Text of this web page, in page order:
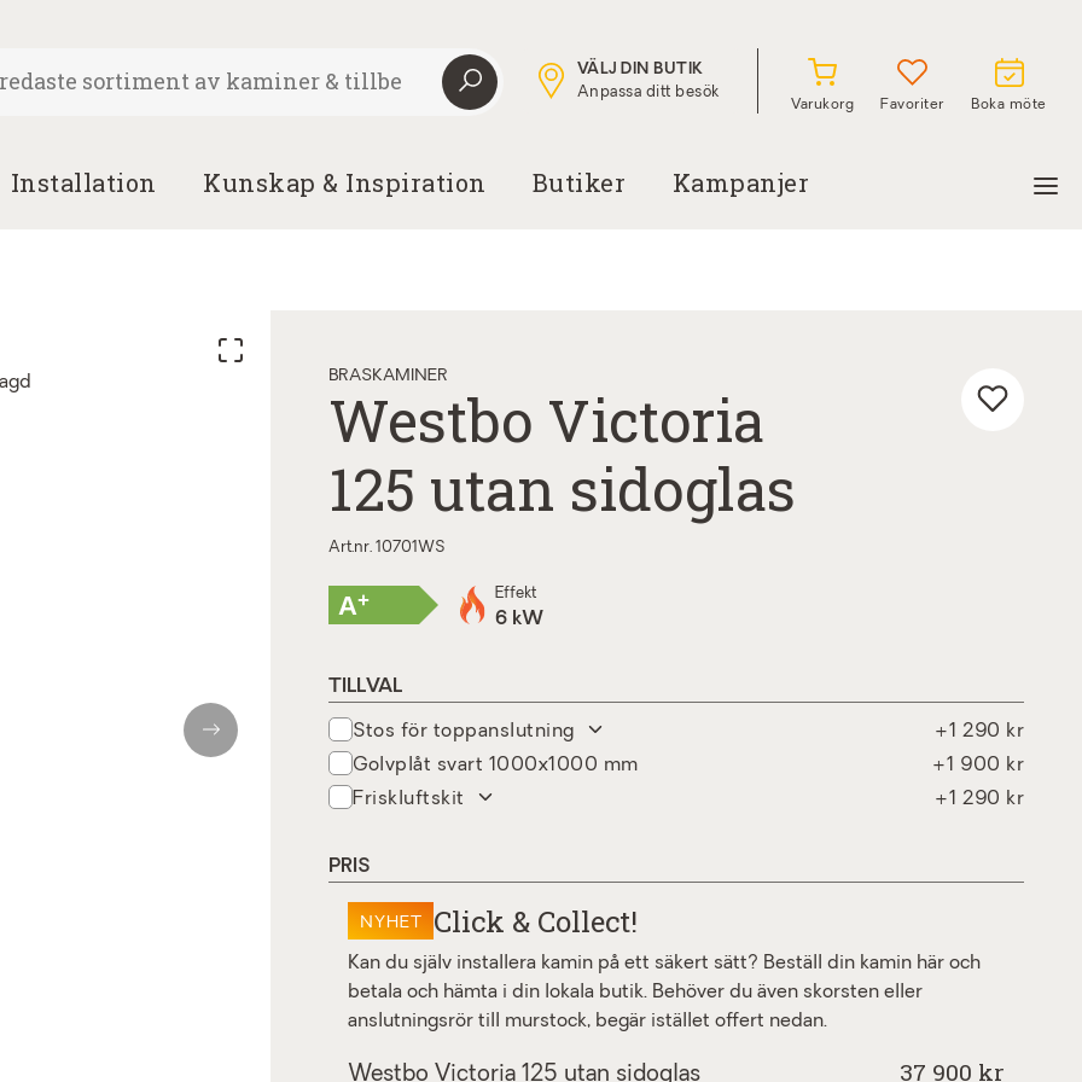
VÄLJ DIN BUTIK
Anpassa ditt besök
Varukorg Favoriter Boka möte
Installation Kunskap & Inspiration Butiker Kampanjer
Next
BRASKAMINER
Westbo Victoria
125 utan sidoglas
Art.nr. 10701WS
A+ Effekt
6 kW
TILLVAL
stos för toppanslutning
+1 290 kr
golvplåt svart 1000x1000 mm
+1 900 kr
friskluftskit
+1 290 kr
PRIS
NYHET Click & Collect!
Kan du själv installera kamin på ett säkert sätt? Beställ din kamin här och
betala och hämta i din lokala butik. Behöver du även skorsten eller
anslutningsrör till murstock, begär istället offert nedan.
Westbo Victoria 125 utan sidoglas 37 900 kr